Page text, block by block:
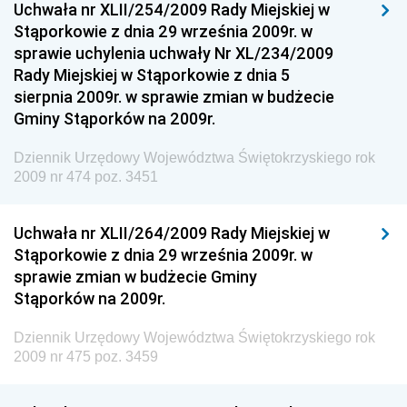
Dziennik Urzędowy Ministerstwa Przemysłu
Chemicznego i Lekkiego
Dziennik Urzędowy Ministerstwa Rolnictwa i
Gospodarki Żywnościowej
Społecznej
Dziennik Urzędowy Ministra Cyfryzacji
Dziennik Urzędowy Ministra Infrastruktury i
Budownictwa
Dziennik Urzędowy Ministra Gospodarki Morskiej i
Dziennik Urzędowy Ministra Energii
Uchwała nr XLII/254/2009 Rady Miejskiej w
Stąporkowie z dnia 29 września 2009r. w
sprawie uchylenia uchwały Nr XL/234/2009
Rady Miejskiej w Stąporkowie z dnia 5
sierpnia 2009r. w sprawie zmian w budżecie
Gminy Stąporków na 2009r.
Dziennik Urzędowy Województwa Świętokrzyskiego rok
2009 nr 474 poz. 3451
Uchwała nr XLII/264/2009 Rady Miejskiej w
Stąporkowie z dnia 29 września 2009r. w
sprawie zmian w budżecie Gminy
Stąporków na 2009r.
Dziennik Urzędowy Województwa Świętokrzyskiego rok
2009 nr 475 poz. 3459